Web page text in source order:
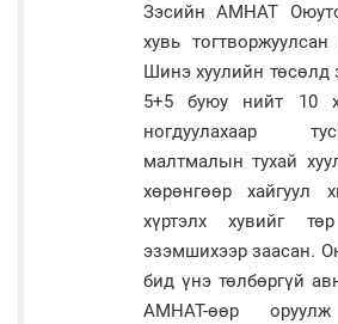
Зэсийн АМНАТ
хувь тогтворжуулсан
Шинэ хуулийн
5+5 буюу нийт 10
ногдуулахаар
малтмалын тухай
хөрөнгөөр хайгуул
хүртэлх хувийг
эзэмшихээр заасан.
бид үнэ төлбөргүй
АМНАТ-өөр